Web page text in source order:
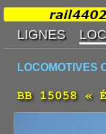
LOCOMOTIVES
BB 15058 «